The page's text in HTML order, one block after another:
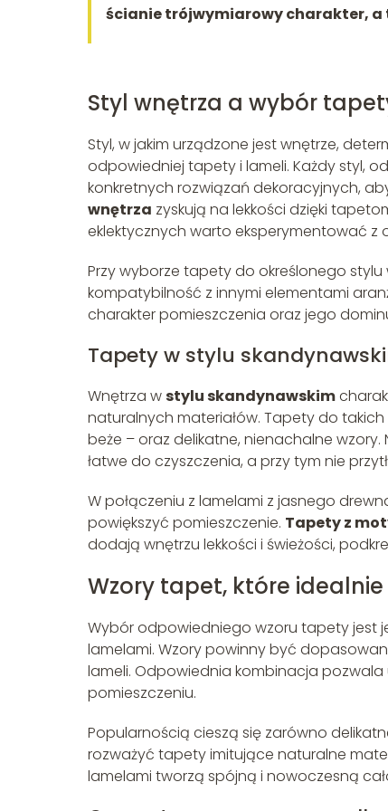
ścianie trójwymiarowy charakter,
Styl wnętrza a wybór
Styl, w jakim urządzone jest wnętrze,
odpowiedniej tapety i lameli. Każdy styl,
konkretnych rozwiązań dekoracyjnych,
wnętrza zyskują na lekkości dzięki
eklektycznych warto eksperymentować z
Przy wyborze tapety do określonego
kompatybilność z innymi elementami
charakter pomieszczenia oraz jego
Tapety w stylu
Wnętrza wstylu skandynawskim
naturalnych materiałów. Tapety do
beże – oraz delikatne, nienachalne
łatwe do czyszczenia, a przy tym nie
W połączeniu z lamelami z jasnego
powiększyć pomieszczenie. Tapety z
dodają wnętrzu lekkości i świeżości,
Wzory tapet, które
Wybór odpowiedniego wzoru tapety jest
lamelami. Wzory powinny być
lameli. Odpowiednia kombinacja pozwala
pomieszczeniu.
Popularnością cieszą się zarówno
rozważyć tapety imitujące naturalne
lamelami tworzą spójną i nowoczesną